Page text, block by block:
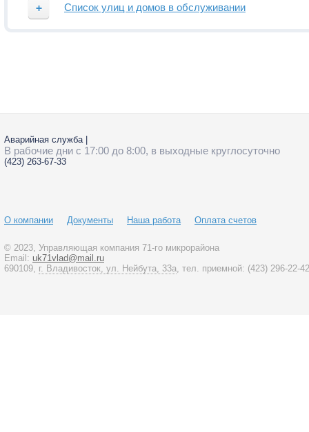
Список улиц и домов в обслуживании
Аварийная служба
В рабочие дни с 17:00 до 8:00, в выходные круглосуточно
(423) 263-67-33
О компании Документы Наша работа Оплата счетов
© 2023, Управляющая компания 71-го микрорайона
Email: uk71vlad@mail.ru
690109, г. Владивосток, ул. Нейбута, 33а, тел. приемной: (423) 296-22-